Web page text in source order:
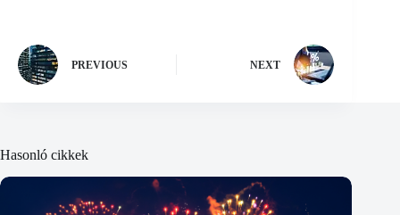
PREVIOUS NEXT
Hasonló cikkek